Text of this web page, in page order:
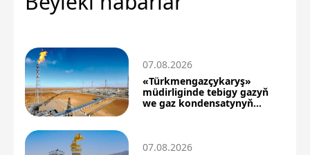
07.08.2026
«Türkmengazçykaryş»
müdirliginde tebigy gazyň
we gaz kondensatynyň
07.08.2026